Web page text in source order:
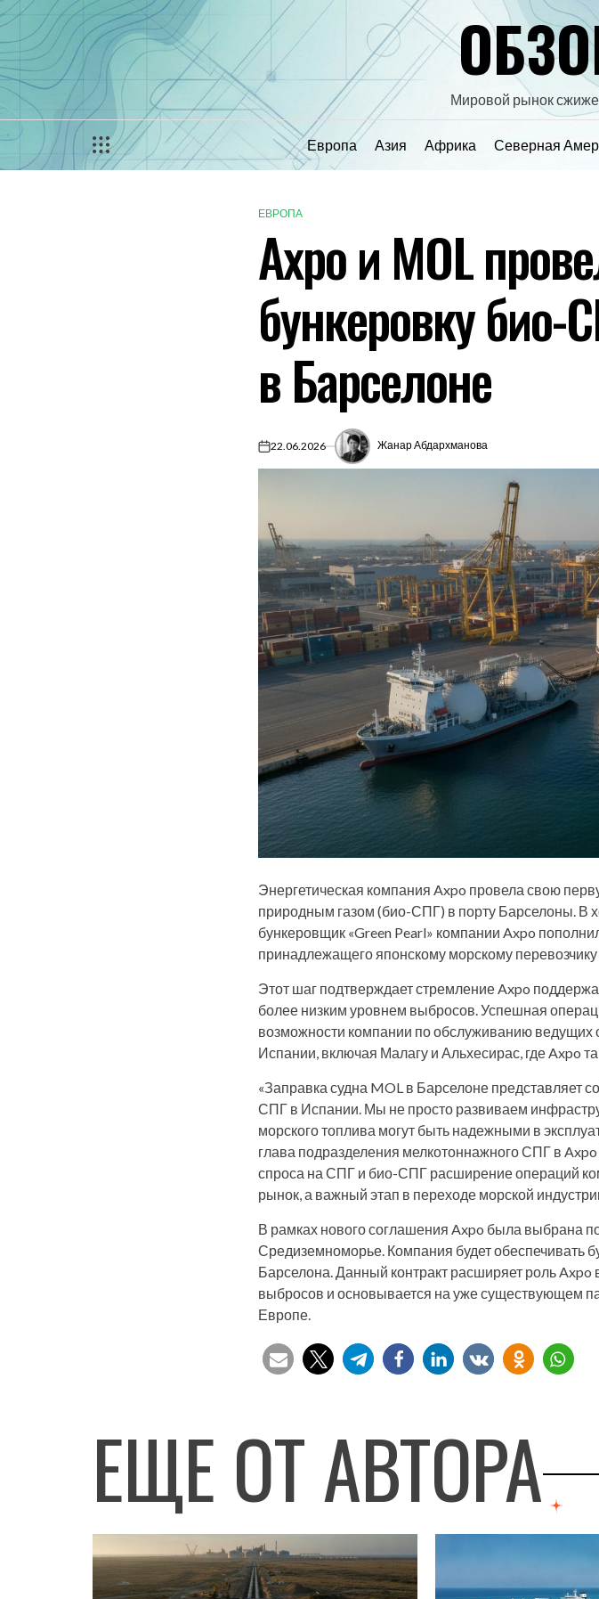
Перейти
к
содержимому
Мировой рынок
Европа Азия Африка Северная
ОПУБЛИКОВАНО
ЕВРОПА
Axpo и MOL
бункеровку био-
в Барселоне
on22.06.2026 Жанар Абдархманова
Энергетическая компания Axpo провела свою
природным газом (био-СПГ) в порту Барселоны. В
бункеровщик «Green Pearl» компании Axpo
принадлежащего японскому морскому перевозчику
Этот шаг подтверждает стремление Axpo
более низким уровнем выбросов. Успешная
возможности компании по обслуживанию ведущих
Испании, включая Малагу и Альхесирас, где Axpo
«Заправка судна MOL в Барселоне представляет
СПГ в Испании. Мы не просто развиваем
морского топлива могут быть надежными в
глава подразделения мелкотоннажного СПГ в
спроса на СПГ и био-СПГ расширение операций
рынок, а важный этап в переходе морской
В рамках нового соглашения Axpo была выбрана
Средиземноморье. Компания будет обеспечивать
Барселона. Данный контракт расширяет роль Axpo
выбросов и основывается на уже существующем
Европе.
ЕЩЕ ОТ АВТОРА